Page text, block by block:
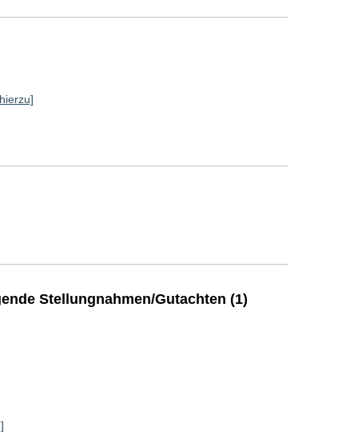
Stellungnahmen/Gutachten (1)